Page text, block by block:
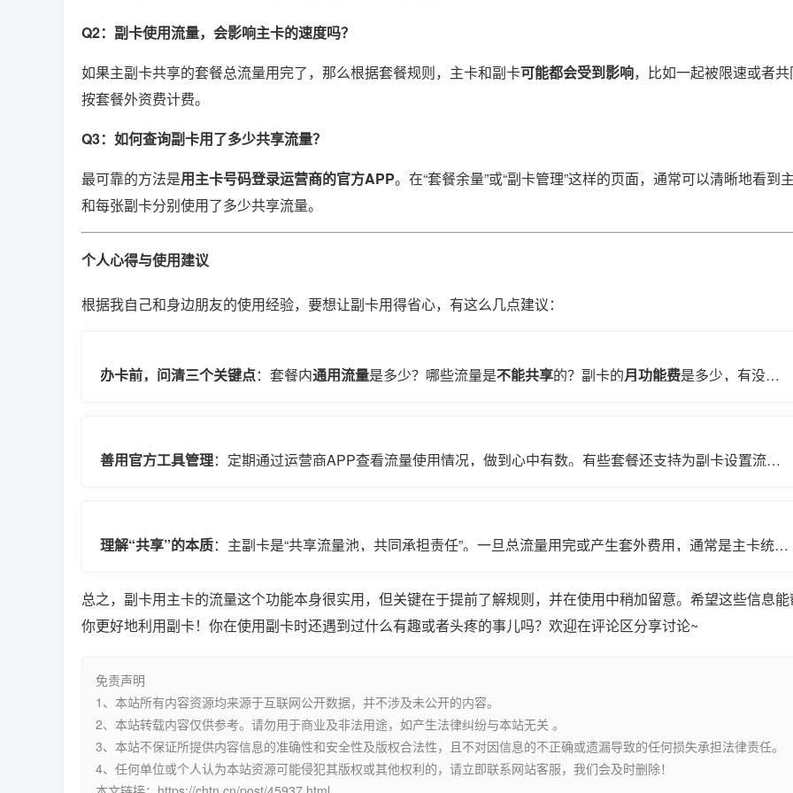
Q2：副卡使用流量，会影响主卡的速度吗？
如果主副卡共享的套餐总流量用完了，那么根据套餐规则，主卡和副卡可能都会受到影响，比如一起被限速或者
按套餐外资费计费。
Q3：如何查询副卡用了多少共享流量？
最可靠的方法是用主卡号码登录运营商的官方APP。在“套餐余量”或“副卡管理”这样的页面，通常可以清晰地看到
和每张副卡分别使用了多少共享流量。
个人心得与使用建议
根据我自己和身边朋友的使用经验，要想让副卡用得省心，有这么几点建议：
办卡前，问清三个关键点：套餐内通用流量是多少？哪些流量是不能共享的？副卡的月功能费是多少，有没有
善用官方工具管理：定期通过运营商APP查看流量使用情况，做到心中有数。有些套餐还支持为副卡设置流量
理解“共享”的本质：主副卡是“共享流量池，共同承担责任”。一旦总流量用完或产生套外费用，通常是主卡统一
总之，副卡用主卡的流量这个功能本身很实用，但关键在于提前了解规则，并在使用中稍加留意。希望这些信息
你更好地利用副卡！你在使用副卡时还遇到过什么有趣或者头疼的事儿吗？欢迎在评论区分享讨论~
免责声明
1、本站所有内容资源均来源于互联网公开数据，并不涉及未公开的内容。
2、本站转载内容仅供参考。请勿用于商业及非法用途，如产生法律纠纷与本站无关 。
3、本站不保证所提供内容信息的准确性和安全性及版权合法性，且不对因信息的不正确或遗漏导致的任何损失承担法律责任。
4、任何单位或个人认为本站资源可能侵犯其版权或其他权利的，请立即联系网站客服，我们会及时删除！